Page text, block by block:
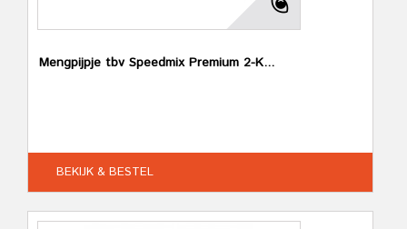
Mengpijpje tbv Speedmix Premium 2-K...
BEKIJK & BESTEL